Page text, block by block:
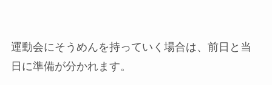
運動会にそうめんを持っていく場合は、前日と当
日に準備が分かれます。